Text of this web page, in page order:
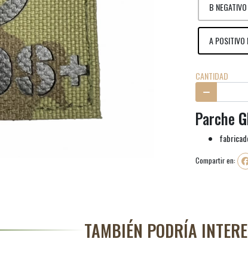
B
A
CANTIDAD
Parche
Compartir en:
TAMBIÉN PODRÍA